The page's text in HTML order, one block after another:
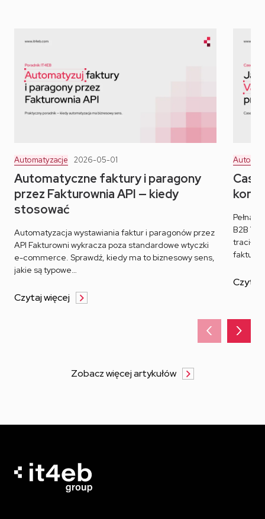
Automatyzacje 2026-05-01
Automatyczne faktury i paragony
przez Fakturownia API — kiedy
stosować
Automatyzacja wystawiania faktur i paragonów przez
API Fakturowni wykracza poza standardowe wtyczki
e-commerce. Sprawdź, kiedy ma to biznesowy sens,
jakie są typowe…
Czytaj więcej
Pełna
B2B
tracił
Czytaj
‹ ›
Zobacz więcej artykułów